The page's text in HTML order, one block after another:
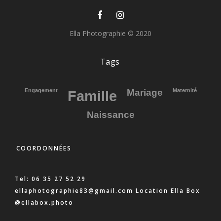
Ella Photographie © 2020
Tags
Engagement Famille Mariage Maternité
Naissance
COORDONNÉES
Tel: 06 35 27 52 29
ellaphotographie83@gmail.com Location Ella Box
@ellabox.photo